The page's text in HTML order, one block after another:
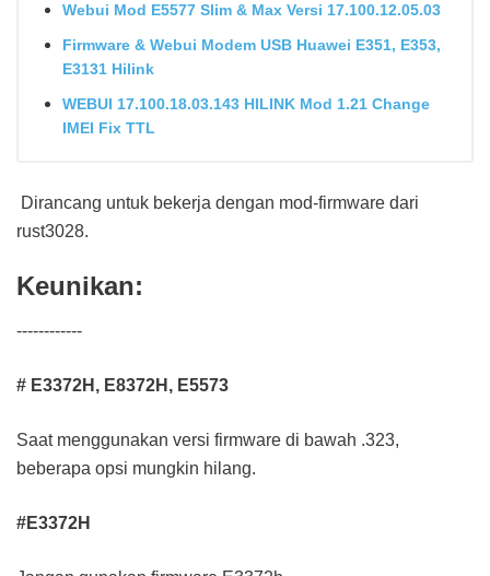
Webui Mod E5577 Slim & Max Versi 17.100.12.05.03
Firmware & Webui Modem USB Huawei E351, E353,
E3131 Hilink
WEBUI 17.100.18.03.143 HILINK Mod 1.21 Change
IMEI Fix TTL
Dirancang untuk bekerja dengan mod-firmware dari
rust3028.
Keunikan:
------------
# E3372H, E8372H, E5573
Saat menggunakan versi firmware di bawah .323,
beberapa opsi mungkin hilang.
#E3372H